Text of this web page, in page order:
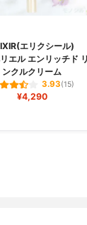
エリクシール)
エル エンリッチド リ
ンクルクリーム
3.93(15)
¥4,290